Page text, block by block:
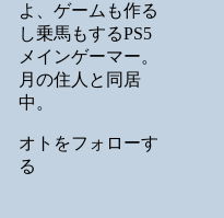
よ、ゲームも作る
し乗馬もするPS5
メインゲーマー。
月の住人と同居
中。
オトをフォローす
る